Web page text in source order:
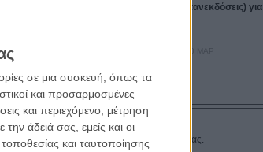
σε μια συσκευή, όπως τα
και προσαρμοσμένες
και περιεχόμενο, μέτρηση
την άδειά σας, εμείς και οι
και ταυτοποίησης
10 καυτές ταινίες (+ 5 δροσερές επανεκδόσεις) για
30 ΜΑΡ
CONNECT
Εγγράψου στο εβδομαδιαίο newsletter μας.